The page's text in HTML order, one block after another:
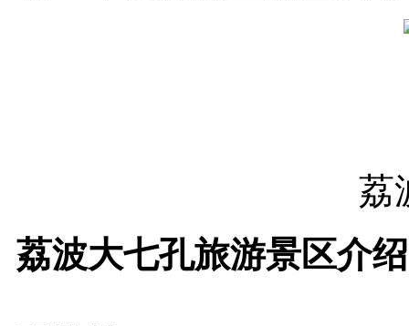
荔
荔波大七孔旅游景区介绍